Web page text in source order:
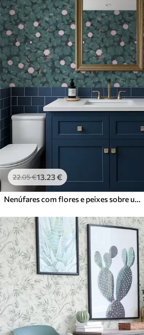
22.05€13.23€
Nenúfares com flores e peixes sobre um fundo escuro